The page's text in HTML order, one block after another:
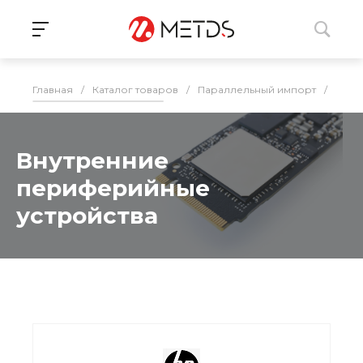
Главная / Каталог товаров / Параллельный импорт /
Внутренние
периферийные
устройства